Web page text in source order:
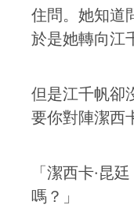
住問。她知道
於是她轉向江
但是江千帆卻
要你對陣潔西
「潔西卡·昆
嗎？」